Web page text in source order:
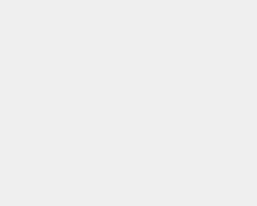
Hizmetleri ve
ve tavsiyeleri yatırım